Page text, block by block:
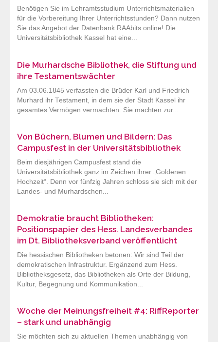
Benötigen Sie im Lehramtsstudium Unterrichtsmaterialien
für die Vorbereitung Ihrer Unterrichtsstunden? Dann nutzen
Sie das Angebot der Datenbank RAAbits online! Die
Universitätsbibliothek Kassel hat eine...
Die Murhardsche Bibliothek, die Stiftung und
ihre Testamentswächter
Am 03.06.1845 verfassten die Brüder Karl und Friedrich
Murhard ihr Testament, in dem sie der Stadt Kassel ihr
gesamtes Vermögen vermachten. Sie machten zur...
Von Büchern, Blumen und Bildern: Das
Campusfest in der Universitätsbibliothek
Beim diesjährigen Campusfest stand die
Universitätsbibliothek ganz im Zeichen ihrer „Goldenen
Hochzeit“. Denn vor fünfzig Jahren schloss sie sich mit der
Landes- und Murhardschen...
Demokratie braucht Bibliotheken:
Positionspapier des Hess. Landesverbandes
im Dt. Bibliotheksverband veröffentlicht
Die hessischen Bibliotheken betonen: Wir sind Teil der
demokratischen Infrastruktur. Ergänzend zum Hess.
Bibliotheksgesetz, das Bibliotheken als Orte der Bildung,
Kultur, Begegnung und Kommunikation...
Woche der Meinungsfreiheit #4: RiffReporter
– stark und unabhängig
Sie möchten sich zu aktuellen Themen unabhängig von